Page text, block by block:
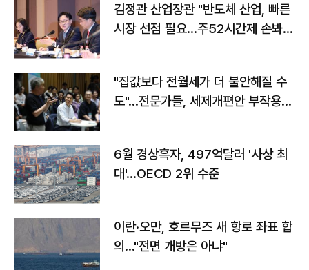
김정관 산업장관 "반도체 산업, 빠른
시장 선점 필요…주52시간제 손봐
"집값보다 전월세가 더 불안해질 수
도"…전문가들, 세제개편안 부작용
6월 경상흑자, 497억달러 '사상 최
대'…OECD 2위 수준
이란·오만, 호르무즈 새 항로 좌표 합
의…"전면 개방은 아냐"